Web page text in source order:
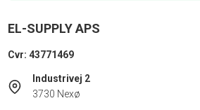
EL-SUPPLY APS
Cvr: 43771469
Industrivej 2
3730 Nexø